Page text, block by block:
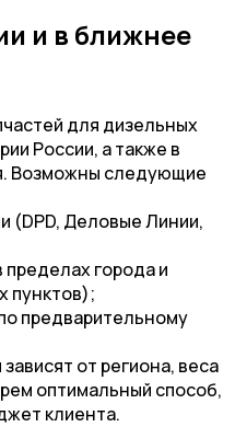
и в ближнее
для дизельных
России, а также в
Возможны следующие
(DPD, Деловые Линии,
пределах города и
пунктов);
предварительному
от региона, веса
оптимальный способ,
клиента.